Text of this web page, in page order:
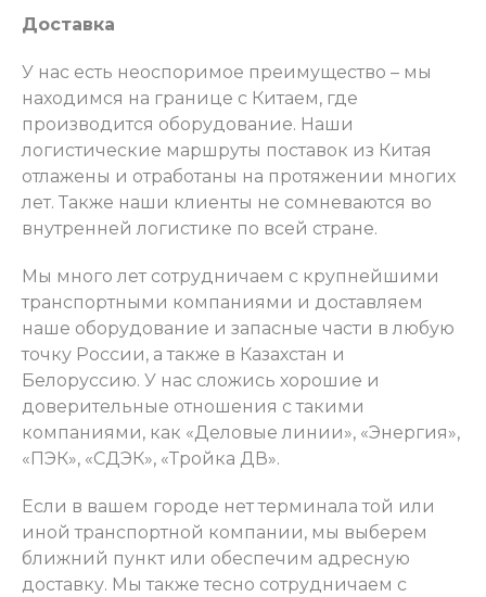
Доставка
У нас есть неоспоримое преимущество – мы
находимся на границе с Китаем, где
производится оборудование. Наши
логистические маршруты поставок из Китая
отлажены и отработаны на протяжении многих
лет. Также наши клиенты не сомневаются во
внутренней логистике по всей стране.
Мы много лет сотрудничаем с крупнейшими
транспортными компаниями и доставляем
наше оборудование и запасные части в любую
точку России, а также в Казахстан и
Белоруссию. У нас сложись хорошие и
доверительные отношения с такими
компаниями, как «Деловые линии», «Энергия»,
«ПЭК», «СДЭК», «Тройка ДВ».
Если в вашем городе нет терминала той или
иной транспортной компании, мы выберем
ближний пункт или обеспечим адресную
доставку. Мы также тесно сотрудничаем с